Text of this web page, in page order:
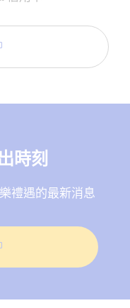
時刻
禮遇的最新消息